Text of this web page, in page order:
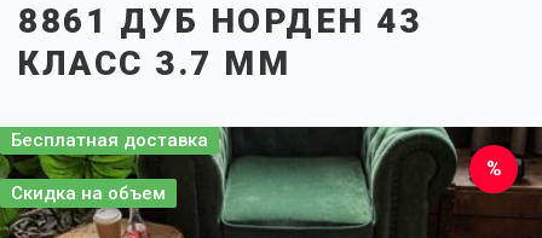
8861 ДУБ НОРДЕН 43
КЛАСС 3.7 ММ
Бесплатная доставка
Скидка на объем